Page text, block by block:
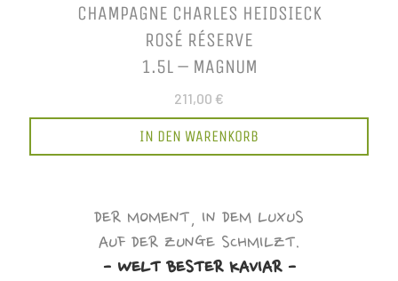
CHAMPAGNE CHARLES HEIDSIECK
ROSÉ RÉSERVE
1.5L – MAGNUM
211,00 €
IN DEN WARENKORB
DER MOMENT, IN DEM LUXUS
AUF DER ZUNGE SCHMILZT.
- WELT BESTER KAVIAR -